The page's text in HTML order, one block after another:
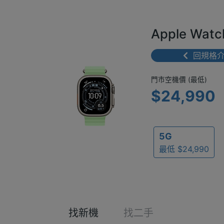
Apple
回規格
門市空
門市空機價 (最低)
$24,990
5G
最低 $24,990
找新機 找二手